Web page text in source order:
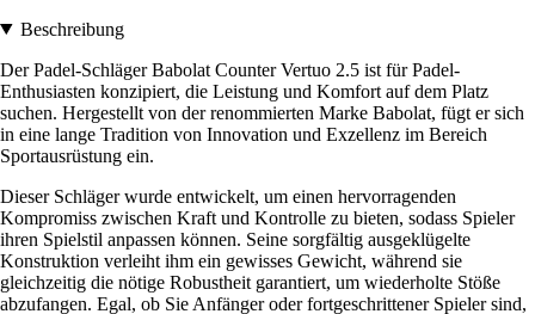
Beschreibung
Der Padel-Schläger Babolat Counter Vertuo 2.5 ist für Padel-
Enthusiasten konzipiert, die Leistung und Komfort auf dem Platz
suchen. Hergestellt von der renommierten Marke Babolat, fügt er sich
in eine lange Tradition von Innovation und Exzellenz im Bereich
Sportausrüstung ein.
Dieser Schläger wurde entwickelt, um einen hervorragenden
Kompromiss zwischen Kraft und Kontrolle zu bieten, sodass Spieler
ihren Spielstil anpassen können. Seine sorgfältig ausgeklügelte
Konstruktion verleiht ihm ein gewisses Gewicht, während sie
gleichzeitig die nötige Robustheit garantiert, um wiederholte Stöße
abzufangen. Egal, ob Sie Anfänger oder fortgeschrittener Spieler sind,